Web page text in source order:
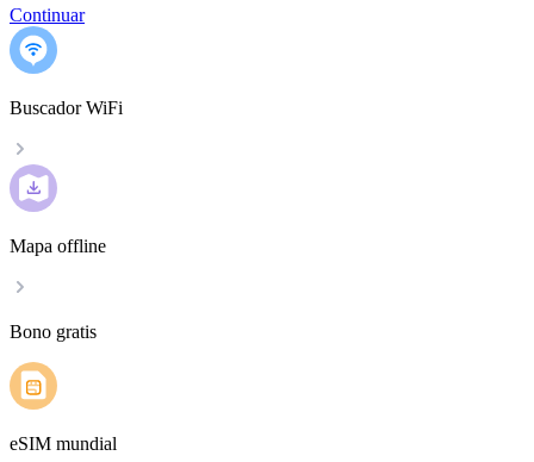
Continuar
Buscador WiFi
Mapa offline
Bono gratis
eSIM mundial